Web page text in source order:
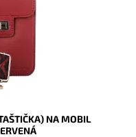
NA MOBIL